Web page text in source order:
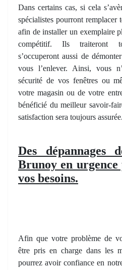
Dans certains cas, si cela
spécialistes pourront remplacer
afin de installer un exemplaire
compétitif. Ils traiteront
s’occuperont aussi de
vous l’enlever. Ainsi, vous
sécurité de vos fenêtres ou
votre magasin ou de votre
bénéficié du meilleur savoir-
satisfaction sera toujours assurée.
Des dépannages
Brunoy en
vos besoins.
Afin que votre problème de
être pris en charge dans les
pourrez avoir confiance en